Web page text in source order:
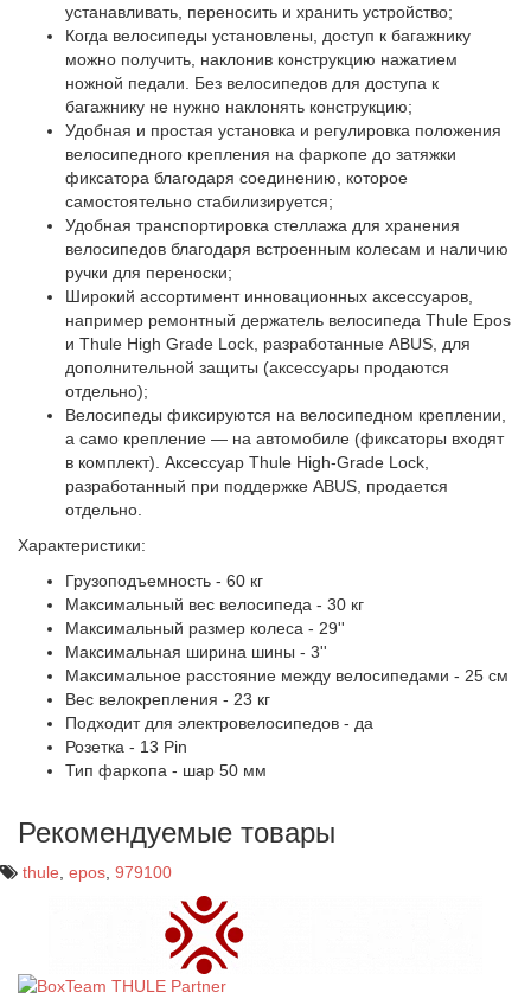
устанавливать, переносить и хранить устройство;
Когда велосипеды установлены, доступ к багажнику
можно получить, наклонив конструкцию нажатием
ножной педали. Без велосипедов для доступа к
багажнику не нужно наклонять конструкцию;
Удобная и простая установка и регулировка положения
велосипедного крепления на фаркопе до затяжки
фиксатора благодаря соединению, которое
самостоятельно стабилизируется;
Удобная транспортировка стеллажа для хранения
велосипедов благодаря встроенным колесам и наличию
ручки для переноски;
Широкий ассортимент инновационных аксессуаров,
например ремонтный держатель велосипеда Thule Epos
и Thule High Grade Lock, разработанные ABUS, для
дополнительной защиты (аксессуары продаются
отдельно);
Велосипеды фиксируются на велосипедном креплении,
а само крепление — на автомобиле (фиксаторы входят
в комплект). Аксессуар Thule High-Grade Lock,
разработанный при поддержке ABUS, продается
отдельно.
Характеристики:
Грузоподъемность - 60 кг
Максимальный вес велосипеда - 30 кг
Максимальный размер колеса - 29''
Максимальная ширина шины - 3''
Максимальное расстояние между велосипедами - 25 см
Вес велокрепления - 23 кг
Подходит для электровелосипедов - да
Розетка - 13 Pin
Тип фаркопа - шар 50 мм
Рекомендуемые товары
thule, epos, 979100